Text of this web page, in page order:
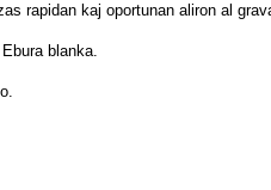
rapidan kaj oportunan aliron al
blanka.